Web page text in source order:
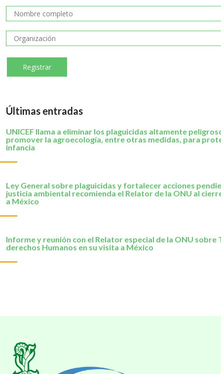
Últimas entradas
UNICEF llama a eliminar los plaguicidas altamente
promover la agroecología, entre otras medidas, para
infancia
Ley General sobre plaguicidas y fortalecer acciones
justicia ambiental recomienda el Relator de la ONU al
a México
Informe y reunión con el Relator especial de la ONU sobre
derechos Humanos en su visita a México